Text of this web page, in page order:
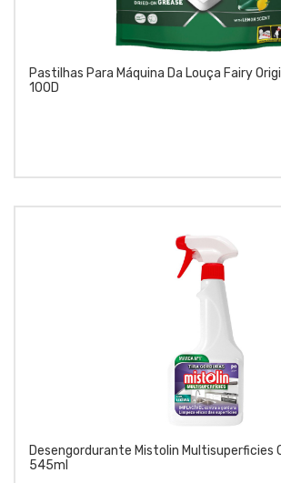
Pastilhas Para Máquina Da Louça Fairy
100D
Desengordurante Mistolin Multisuperficies
545ml